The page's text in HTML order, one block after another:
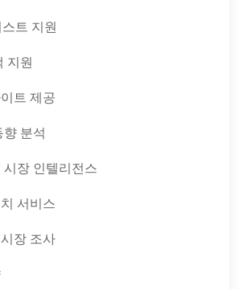
트 지원
지원
트 제공
향 분석
시장 인텔리전스
서비스
장 조사